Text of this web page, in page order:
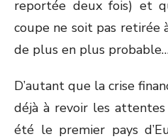
reportée deux fois) et
coupe ne soit pas retirée
de plus en plus
D’autant que la crise
déjà à revoir les attentes
été le premier pays